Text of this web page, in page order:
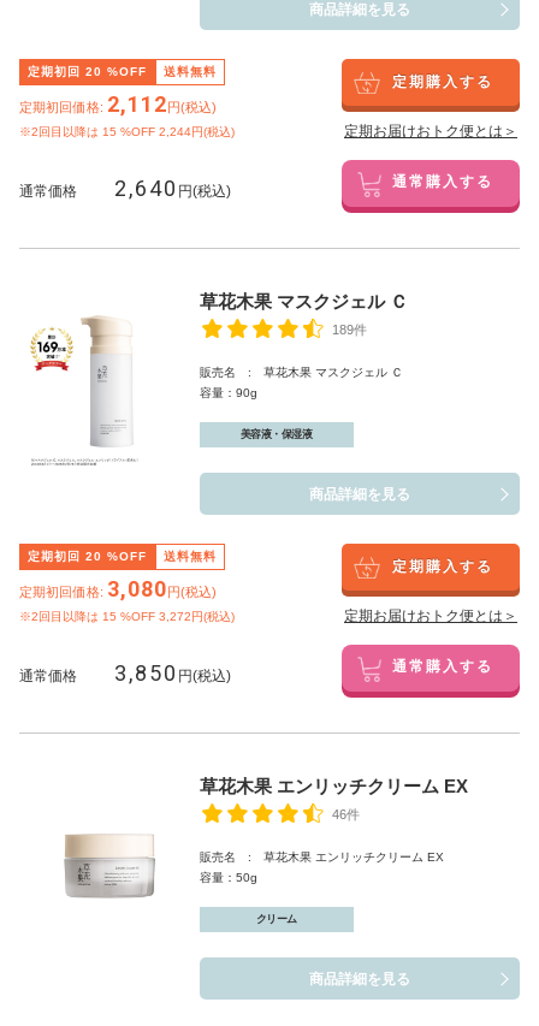
商品詳細を見る
定期初回 20 %OFF 送料無料
定期初回価格: 2,112円(税込)
※2回目以降は 15 %OFF 2,244円(税込)
定期購入する
定期お届けおトク便とは＞
通常価格 2,640 円(税込) 通常購入する
草花木果 マスクジェル Ｃ
189件
販売名 : 草花木果 マスクジェル Ｃ
容量：90g
美容液・保湿液
商品詳細を見る
定期初回 20 %OFF 送料無料
定期初回価格: 3,080円(税込)
※2回目以降は 15 %OFF 3,272円(税込)
定期購入する
定期お届けおトク便とは＞
通常価格 3,850 円(税込) 通常購入する
草花木果 エンリッチクリーム EX
46件
販売名 : 草花木果 エンリッチクリーム EX
容量：50g
クリーム
商品詳細を見る